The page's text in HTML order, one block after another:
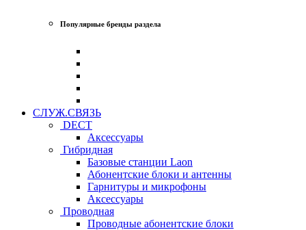
Популярные бренды раздела
СЛУЖ.СВЯЗЬ
DECT
Аксессуары
Гибридная
Базовые станции Laon
Абонентские блоки и антенны
Гарнитуры и микрофоны
Аксессуары
Проводная
Проводные абонентские блоки